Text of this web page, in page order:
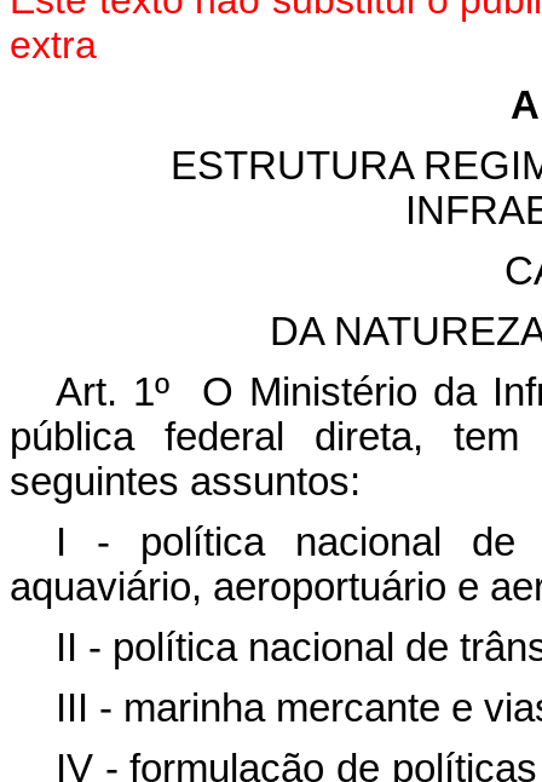
extra
ESTRUTURA
DA
Art. 1º O Ministério da
pública federal direta,
seguintes assuntos:
I - política nacional de
aquaviário, aeroportuário e
II - política nacional de
III - marinha mercante e
IV - formulação de